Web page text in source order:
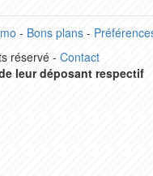
- Bons plans-
réservé - Contact
leur déposant respectif